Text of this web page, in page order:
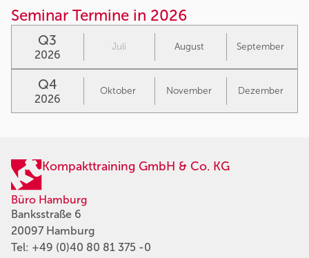
Seminar Termine in 2026
Q3
2026
Juli August September
Q4
2026
Oktober November Dezember
Kompakttraining GmbH & Co. KG
Büro Hamburg
Banksstraße 6
20097 Hamburg
Tel: +49 (0)40 80 81 375 -0